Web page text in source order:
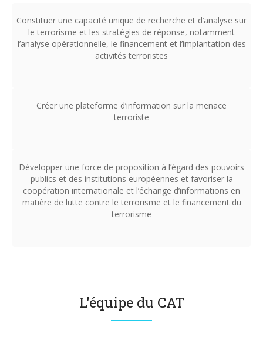
Constituer une capacité unique de recherche et d’analyse sur
le terrorisme et les stratégies de réponse, notamment
l’analyse opérationnelle, le financement et l’implantation des
activités terroristes
Créer une plateforme d’information sur la menace
terroriste
Développer une force de proposition à l’égard des pouvoirs
publics et des institutions européennes et favoriser la
coopération internationale et l’échange d’informations en
matière de lutte contre le terrorisme et le financement du
terrorisme
L'équipe du CAT